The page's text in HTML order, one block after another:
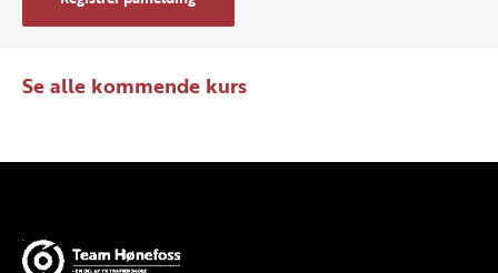
Se alle kommende kurs